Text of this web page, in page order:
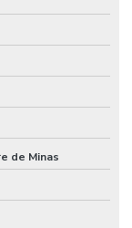
de Minas